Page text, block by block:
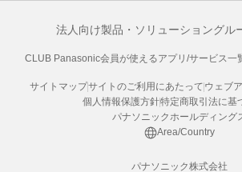
法人向け製品・ソリューショングル
CLUB Panasonic会員が使えるアプリ/サービス一
サイトマップサイトのご利用にあたって ウェブ
個人情報保護方針特定商取引法に基
パナソニックホールディング
Area/Country
パナソニック株式会社